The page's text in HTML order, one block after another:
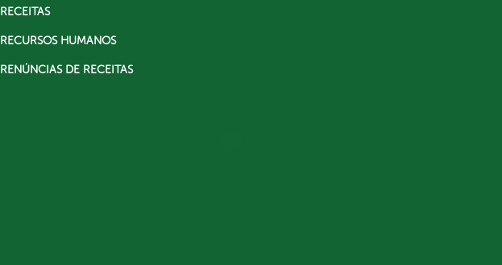
RECEITAS
RECURSOS HUMANOS
RENÚNCIAS DE RECEITAS